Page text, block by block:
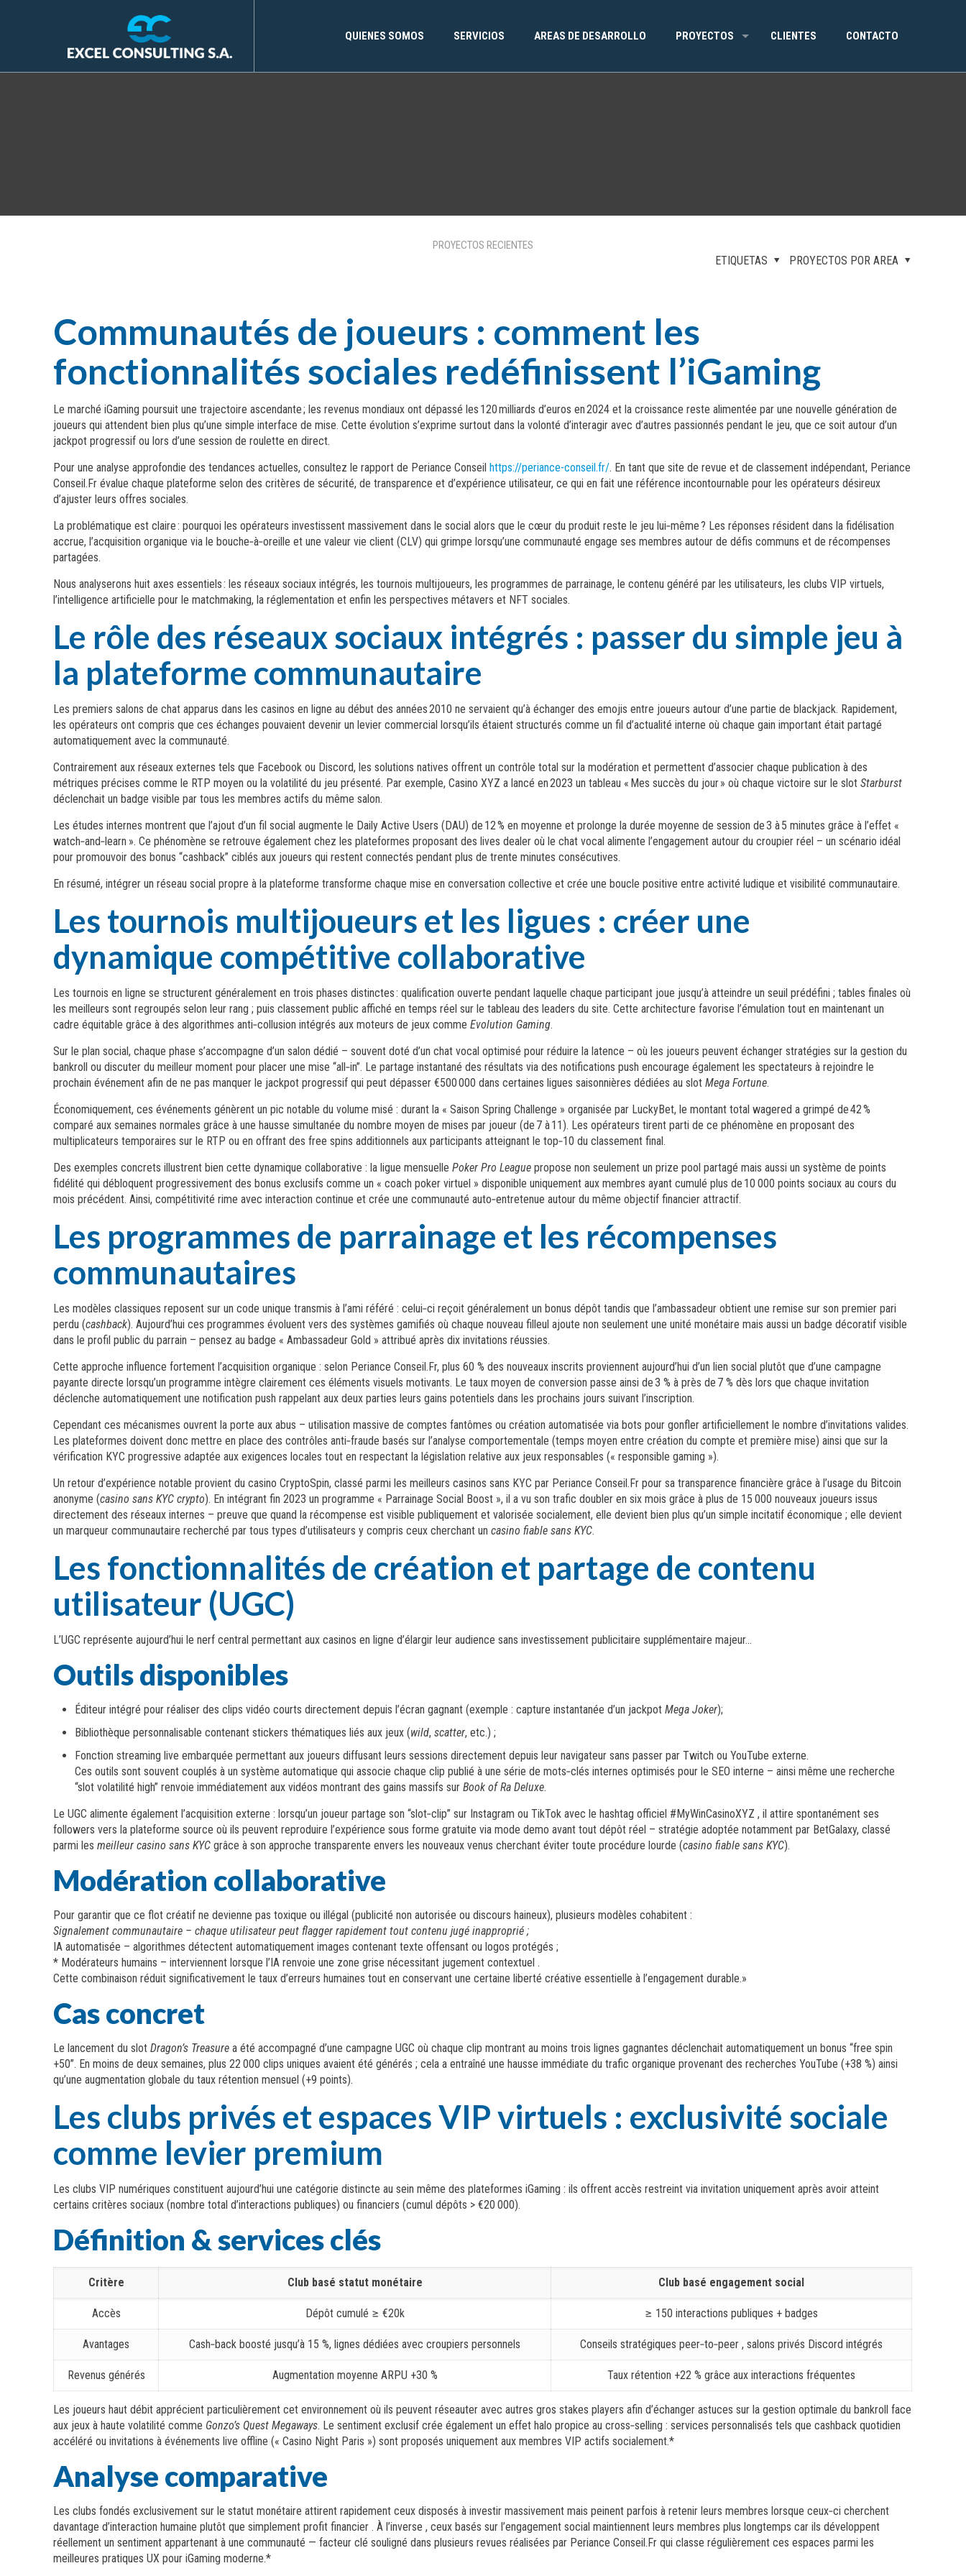
QUIENES SOMOS SERVICIOS AREAS DE DESARROLLO PROYECTOS CLIENTES CONTACTO
PROYECTOS POR AREA
ETIQUETAS
Communautés de joueurs : comment les
fonctionnalités sociales redéfinissent l’iGaming
Le marché iGaming poursuit une trajectoire ascendante ; les revenus mondiaux ont dépassé les 120 milliards d’euros en 2024 et la croissance reste alimentée par une nouvelle génération de
joueurs qui attendent bien plus qu’une simple interface de mise. Cette évolution s’exprime surtout dans la volonté d’interagir avec d’autres passionnés pendant le jeu, que ce soit autour d’un
jackpot progressif ou lors d’une session de roulette en direct.
Pour une analyse approfondie des tendances actuelles, consultez le rapport de Periance Conseilhttps://periance-conseil.fr/. En tant que site de revue et de classement indépendant, Periance
Conseil.Fr évalue chaque plateforme selon des critères de sécurité, de transparence et d’expérience utilisateur, ce qui en fait une référence incontournable pour les opérateurs désireux
d’ajuster leurs offres sociales.
La problématique est claire : pourquoi les opérateurs investissent massivement dans le social alors que le cœur du produit reste le jeu lui‑même ? Les réponses résident dans la fidélisation
accrue, l’acquisition organique via le bouche‑à‑oreille et une valeur vie client (CLV) qui grimpe lorsqu’une communauté engage ses membres autour de défis communs et de récompenses
partagées.
Nous analyserons huit axes essentiels : les réseaux sociaux intégrés, les tournois multijoueurs, les programmes de parrainage, le contenu généré par les utilisateurs, les clubs VIP virtuels,
l’intelligence artificielle pour le matchmaking, la réglementation et enfin les perspectives métavers et NFT sociales.
Le rôle des réseaux sociaux intégrés : passer du simple jeu à
la plateforme communautaire
Les premiers salons de chat apparus dans les casinos en ligne au début des années 2010 ne servaient qu’à échanger des emojis entre joueurs autour d’une partie de blackjack. Rapidement,
les opérateurs ont compris que ces échanges pouvaient devenir un levier commercial lorsqu’ils étaient structurés comme un fil d’actualité interne où chaque gain important était partagé
automatiquement avec la communauté.
Contrairement aux réseaux externes tels que Facebook ou Discord, les solutions natives offrent un contrôle total sur la modération et permettent d’associer chaque publication à des
métriques précises comme le RTP moyen ou la volatilité du jeu présenté. Par exemple, Casino XYZ a lancé en 2023 un tableau « Mes succès du jour » où chaque victoire sur le slotStarburst
déclenchait un badge visible par tous les membres actifs du même salon.
Les études internes montrent que l’ajout d’un fil social augmente le Daily Active Users (DAU) de 12 % en moyenne et prolonge la durée moyenne de session de 3 à 5 minutes grâce à l’effet «
watch‑and‑learn ». Ce phénomène se retrouve également chez les plateformes proposant des lives dealer où le chat vocal alimente l’engagement autour du croupier réel – un scénario idéal
pour promouvoir des bonus “cashback” ciblés aux joueurs qui restent connectés pendant plus de trente minutes consécutives.
En résumé, intégrer un réseau social propre à la plateforme transforme chaque mise en conversation collective et crée une boucle positive entre activité ludique et visibilité communautaire.
Les tournois multijoueurs et les ligues : créer une
dynamique compétitive collaborative
Les tournois en ligne se structurent généralement en trois phases distinctes : qualification ouverte pendant laquelle chaque participant joue jusqu’à atteindre un seuil prédéfini ; tables finales où
les meilleurs sont regroupés selon leur rang ; puis classement public affiché en temps réel sur le tableau des leaders du site. Cette architecture favorise l’émulation tout en maintenant un
cadre équitable grâce à des algorithmes anti‑collusion intégrés aux moteurs de jeux commeEvolution Gaming.
Sur le plan social, chaque phase s’accompagne d’un salon dédié – souvent doté d’un chat vocal optimisé pour réduire la latence – où les joueurs peuvent échanger stratégies sur la gestion du
bankroll ou discuter du meilleur moment pour placer une mise “all‑in”. Le partage instantané des résultats via des notifications push encourage également les spectateurs à rejoindre le
prochain événement afin de ne pas manquer le jackpot progressif qui peut dépasser €500 000 dans certaines ligues saisonnières dédiées au slotMega Fortune.
Économiquement, ces événements génèrent un pic notable du volume misé : durant la « Saison Spring Challenge » organisée par LuckyBet, le montant total wagered a grimpé de 42 %
comparé aux semaines normales grâce à une hausse simultanée du nombre moyen de mises par joueur (de 7 à 11). Les opérateurs tirent parti de ce phénomène en proposant des
multiplicateurs temporaires sur le RTP ou en offrant des free spins additionnels aux participants atteignant le top‑10 du classement final.
Des exemples concrets illustrent bien cette dynamique collaborative : la ligue mensuellePoker Pro League propose non seulement un prize pool partagé mais aussi un système de points
fidélité qui débloquent progressivement des bonus exclusifs comme un « coach poker virtuel » disponible uniquement aux membres ayant cumulé plus de 10 000 points sociaux au cours du
mois précédent. Ainsi, compétitivité rime avec interaction continue et crée une communauté auto‑entretenue autour du même objectif financier attractif.
Les programmes de parrainage et les récompenses
communautaires
Les modèles classiques reposent sur un code unique transmis à l’ami référé : celui‑ci reçoit généralement un bonus dépôt tandis que l’ambassadeur obtient une remise sur son premier pari
perdu (cashback). Aujourd’hui ces programmes évoluent vers des systèmes gamifiés où chaque nouveau filleul ajoute non seulement une unité monétaire mais aussi un badge décoratif visible
dans le profil public du parrain – pensez au badge « Ambassadeur Gold » attribué après dix invitations réussies.
Cette approche influence fortement l’acquisition organique : selon Periance Conseil.Fr, plus 60 % des nouveaux inscrits proviennent aujourd’hui d’un lien social plutôt que d’une campagne
payante directe lorsqu’un programme intègre clairement ces éléments visuels motivants. Le taux moyen de conversion passe ainsi de 3 % à près de 7 % dès lors que chaque invitation
déclenche automatiquement une notification push rappelant aux deux parties leurs gains potentiels dans les prochains jours suivant l’inscription.
Cependant ces mécanismes ouvrent la porte aux abus – utilisation massive de comptes fantômes ou création automatisée via bots pour gonfler artificiellement le nombre d’invitations valides.
Les plateformes doivent donc mettre en place des contrôles anti‑fraude basés sur l’analyse comportementale (temps moyen entre création du compte et première mise) ainsi que sur la
vérification KYC progressive adaptée aux exigences locales tout en respectant la législation relative aux jeux responsables (« responsible gaming »).
Un retour d’expérience notable provient du casino CryptoSpin, classé parmi les meilleurs casinos sans KYC par Periance Conseil.Fr pour sa transparence financière grâce à l’usage du Bitcoin
anonyme (casino sans KYC crypto). En intégrant fin 2023 un programme « Parrainage Social Boost », il a vu son trafic doubler en six mois grâce à plus de 15 000 nouveaux joueurs issus
directement des réseaux internes – preuve que quand la récompense est visible publiquement et valorisée socialement, elle devient bien plus qu’un simple incitatif économique ; elle devient
un marqueur communautaire recherché par tous types d’utilisateurs y compris ceux cherchant uncasino fiable sans KYC.
Les fonctionnalités de création et partage de contenu
utilisateur (UGC)
L’UGC représente aujourd’hui le nerf central permettant aux casinos en ligne d’élargir leur audience sans investissement publicitaire supplémentaire majeur…
Outils disponibles
Éditeur intégré pour réaliser des clips vidéo courts directement depuis l’écran gagnant (exemple : capture instantanée d’un jackpotMega Joker);
Bibliothèque personnalisable contenant stickers thématiques liés aux jeux (wild,scatter, etc.) ;
Fonction streaming live embarquée permettant aux joueurs diffusant leurs sessions directement depuis leur navigateur sans passer par Twitch ou YouTube externe.
Ces outils sont souvent couplés à un système automatique qui associe chaque clip publié à une série de mots‑clés internes optimisés pour le SEO interne – ainsi même une recherche
“slot volatilité high” renvoie immédiatement aux vidéos montrant des gains massifs surBook of Ra Deluxe.
Le UGC alimente également l’acquisition externe : lorsqu’un joueur partage son “slot‑clip” sur Instagram ou TikTok avec le hashtag officiel #MyWinCasinoXYZ , il attire spontanément ses
followers vers la plateforme source où ils peuvent reproduire l’expérience sous forme gratuite via mode demo avant tout dépôt réel – stratégie adoptée notamment par BetGalaxy, classé
parmi lesmeilleur casino sans KYC grâce à son approche transparente envers les nouveaux venus cherchant éviter toute procédure lourde (casino fiable sans KYC).
Modération collaborative
Pour garantir que ce flot créatif ne devienne pas toxique ou illégal (publicité non autorisée ou discours haineux), plusieurs modèles cohabitent :
Signalement communautaire – chaque utilisateur peut flagger rapidement tout contenu jugé inapproprié ;
IA automatisée – algorithmes détectent automatiquement images contenant texte offensant ou logos protégés ;
* Modérateurs humains – interviennent lorsque l’IA renvoie une zone grise nécessitant jugement contextuel .
Cette combinaison réduit significativement le taux d’erreurs humaines tout en conservant une certaine liberté créative essentielle à l’engagement durable.»
Cas concret
Le lancement du slotDragon’s Treasure a été accompagné d’une campagne UGC où chaque clip montrant au moins trois lignes gagnantes déclenchait automatiquement un bonus “free spin
+50”. En moins de deux semaines, plus 22 000 clips uniques avaient été générés ; cela a entraîné une hausse immédiate du trafic organique provenant des recherches YouTube (+38 %) ainsi
qu’une augmentation globale du taux rétention mensuel (+9 points).
Les clubs privés et espaces VIP virtuels : exclusivité sociale
comme levier premium
Les clubs VIP numériques constituent aujourd’hui une catégorie distincte au sein même des plateformes iGaming : ils offrent accès restreint via invitation uniquement après avoir atteint
certains critères sociaux (nombre total d’interactions publiques) ou financiers (cumul dépôts > €20 000).
Définition & services clés
Critère Club basé statut monétaire Club basé engagement social
Accès Dépôt cumulé ≥ €20k ≥ 150 interactions publiques + badges
Avantages Cash‑back boosté jusqu’à 15 %, lignes dédiées avec croupiers personnels Conseils stratégiques peer‑to‑peer , salons privés Discord intégrés
Revenus générés Augmentation moyenne ARPU +30 % Taux rétention +22 % grâce aux interactions fréquentes
Les joueurs haut débit apprécient particulièrement cet environnement où ils peuvent réseauter avec autres gros stakes players afin d’échanger astuces sur la gestion optimale du bankroll face
aux jeux à haute volatilité comme Gonzo’s Quest Megaways. Le sentiment exclusif crée également un effet halo propice au cross‑selling : services personnalisés tels que cashback quotidien
accéléré ou invitations à événements live offline (« Casino Night Paris ») sont proposés uniquement aux membres VIP actifs socialement.*
Analyse comparative
Les clubs fondés exclusivement sur le statut monétaire attirent rapidement ceux disposés à investir massivement mais peinent parfois à retenir leurs membres lorsque ceux‑ci cherchent
davantage d’interaction humaine plutôt que simplement profit financier . À l’inverse , ceux basés sur l’engagement social maintiennent leurs membres plus longtemps car ils développent
réellement un sentiment appartenant à une communauté — facteur clé souligné dans plusieurs revues réalisées par Periance Conseil.Fr qui classe régulièrement ces espaces parmi les
meilleures pratiques UX pour iGaming moderne.*